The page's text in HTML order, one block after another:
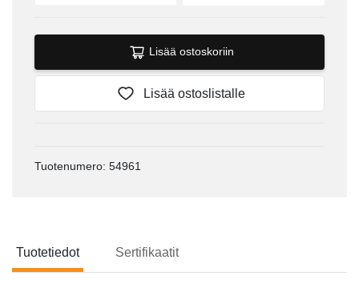
Lisää ostoskoriin
Lisää ostoslistalle
Tuotenumero: 54961
Tuotetiedot Sertifikaatit